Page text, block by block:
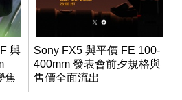
與
焦
Sony FX5 與平價 FE 100-
400mm 發表會前夕規格與
售價全面流出